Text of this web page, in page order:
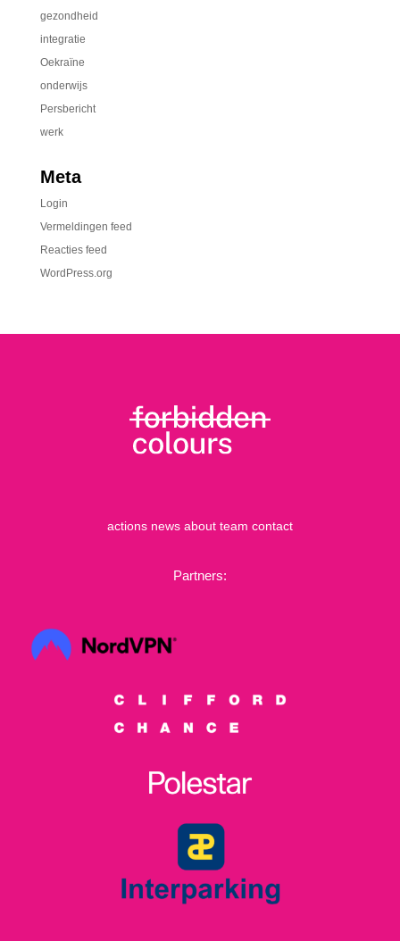
gezondheid
integratie
Oekraïne
onderwijs
Persbericht
werk
Meta
Login
Vermeldingen feed
Reacties feed
WordPress.org
actions news about team contact
Partners: